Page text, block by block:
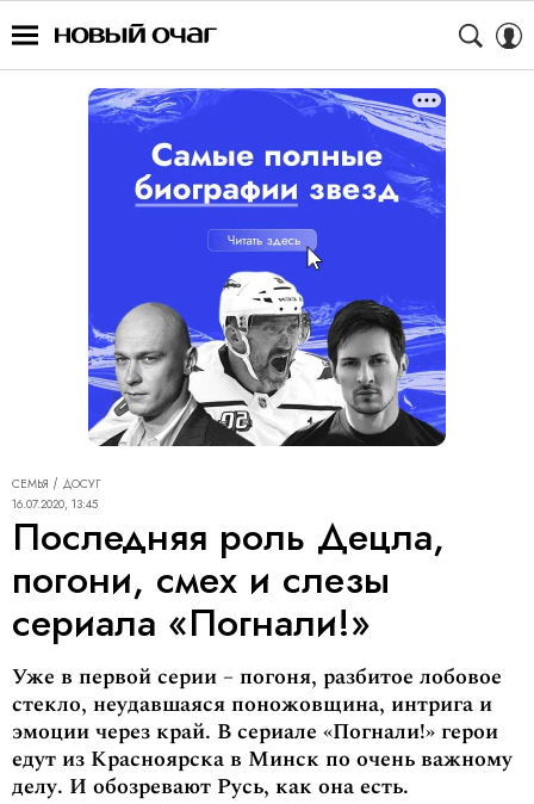
СЕМЬЯ
ДОСУГ
16.07.2020, 13:45
Последняя роль Децла,
погони, смех и слезы
сериала «Погнали!»
Уже в первой серии – погоня, разбитое лобовое
стекло, неудавшаяся поножовщина, интрига и
эмоции через край. В сериале «Погнали!» герои
едут из Красноярска в Минск по очень важному
делу. И обозревают Русь, как она есть.